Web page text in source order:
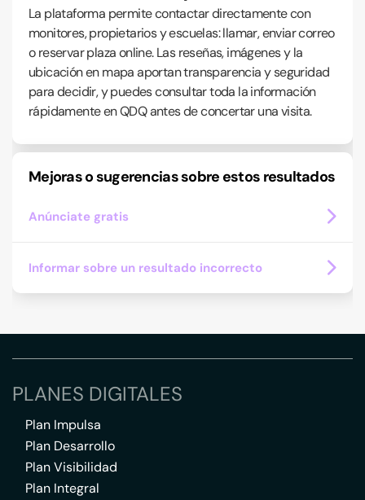
La plataforma permite contactar directamente con
monitores, propietarios y escuelas: llamar, enviar correo
o reservar plaza online. Las reseñas, imágenes y la
ubicación en mapa aportan transparencia y seguridad
para decidir, y puedes consultar toda la información
rápidamente en QDQ antes de concertar una visita.
Mejoras o sugerencias sobre estos resultados
Anúnciate gratis
Informar sobre un resultado incorrecto
PLANES DIGITALES
Plan Impulsa
Plan Desarrollo
Plan Visibilidad
Plan Integral